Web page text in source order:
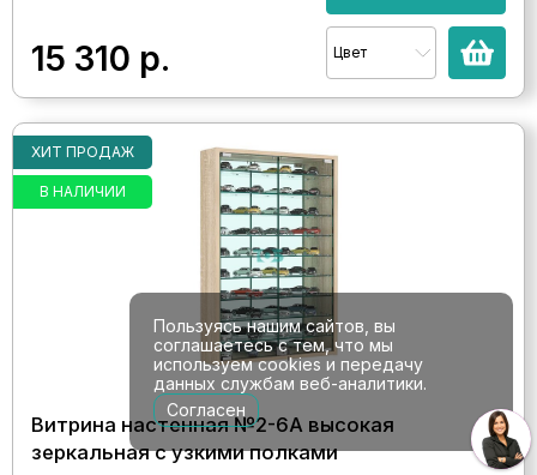
15 310 р. Цвет
ХИТ ПРОДАЖ
В НАЛИЧИИ
Витрина настенная №2-6А высокая
зеркальная с узкими полками
Пользуясь нашим сайтов, вы
соглашаетесь с тем, что мы
используем cookies и передачу
данных службам веб-аналитики.
Согласен